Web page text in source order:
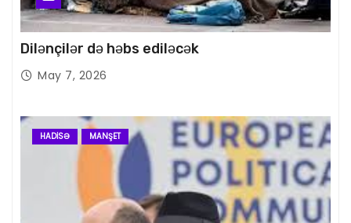
Dilənçilər də həbs ediləcək
May 7, 2026
HADISƏ MANŞET